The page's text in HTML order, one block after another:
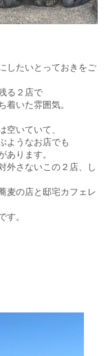
したいとっておきをご
る２店で
いた雰囲気。
いていて、
ようなお店でも
ります。
外さないこの２店、し
麦の店と邸宅カフェレ
す。